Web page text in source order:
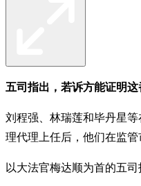
五司指出，若诉方能证明
刘程强、林瑞莲和毕丹星
理代理上任后，他们在监
以大法官梅达顺为首的五